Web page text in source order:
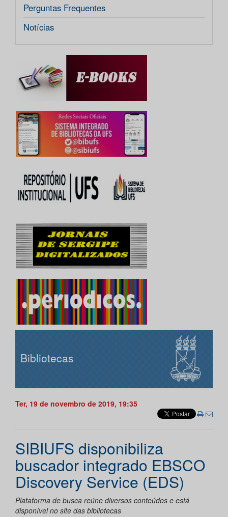
Perguntas Frequentes
Notícias
Bibliotecas
Ter, 19 de novembro de 2019, 19:35
SIBIUFS disponibiliza
buscador integrado EBSCO
Discovery Service (EDS)
Plataforma de busca reúne diversos conteúdos e está
disponível no site das bibliotecas